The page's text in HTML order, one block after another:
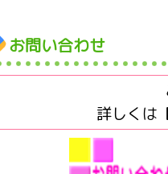
お問い合わせ
詳しくは